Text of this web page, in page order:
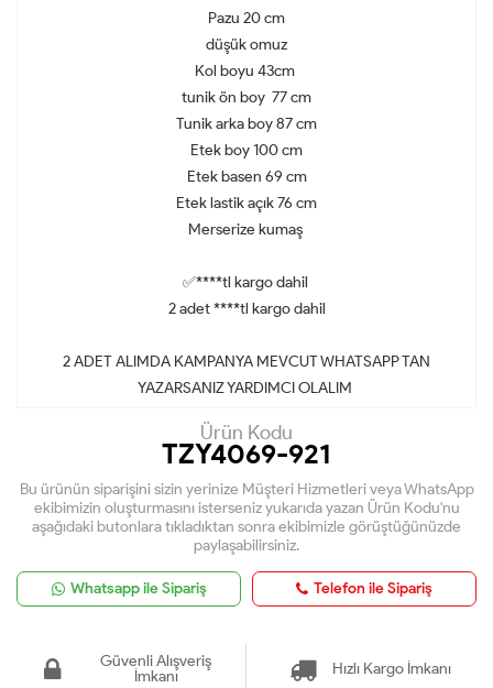
Pazu 20 cm
düşük omuz
Kol boyu 43cm
tunik ön boy 77 cm
Tunik arka boy 87 cm
Etek boy 100 cm
Etek basen 69 cm
Etek lastik açık 76 cm
Merserize kumaş
✅****tl kargo dahil
2 adet ****tl kargo dahil
2 ADET ALIMDA KAMPANYA MEVCUT WHATSAPP TAN
YAZARSANIZ YARDIMCI OLALIM
Ürün Kodu
TZY4069-921
Bu ürünün siparişini sizin yerinize Müşteri Hizmetleri veya WhatsApp
ekibimizin oluşturmasını isterseniz yukarıda yazan Ürün Kodu'nu
aşağıdaki butonlara tıkladıktan sonra ekibimizle görüştüğünüzde
paylaşabilirsiniz.
Whatsapp ile Sipariş Telefon ile Sipariş
Güvenli Alışveriş
İmkanı
Hızlı Kargo İmkanı